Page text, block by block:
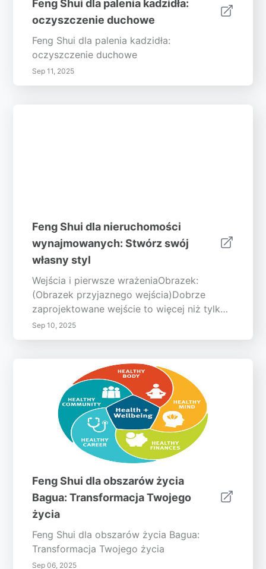
Feng Shui dla palenia kadzidła:
oczyszczenie duchowe
Feng Shui dla palenia kadzidła:
oczyszczenie duchowe
Sep 11, 2025
Feng Shui dla nieruchomości
wynajmowanych: Stwórz swój
własny styl
Wejścia i pierwsze wrażeniaObrazek:
(Obrazek przyjaznego wejścia)Dobrze
zaprojektowane wejście to więcej niż tylko
przejście; to wejście do harmonijnej i
przyjaznej przestrzeni. Pierwsze wrażenie
Sep 10, 2025
Feng Shui dla obszarów życia
Bagua: Transformacja Twojego
życia
Feng Shui dla obszarów życia Bagua:
Transformacja Twojego życia
Sep 06, 2025